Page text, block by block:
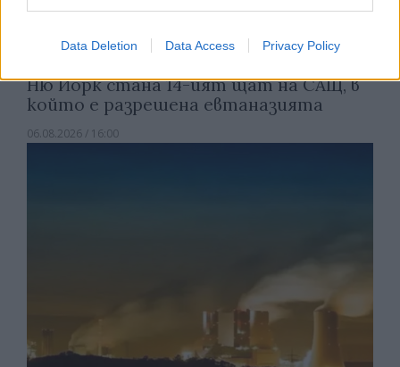
Data Deletion Data Access Privacy Policy
Ню Йорк стана 14-ият щат на САЩ, в
който е разрешена евтаназията
06.08.2026 / 16:00